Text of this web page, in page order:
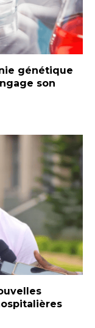
génétique
son